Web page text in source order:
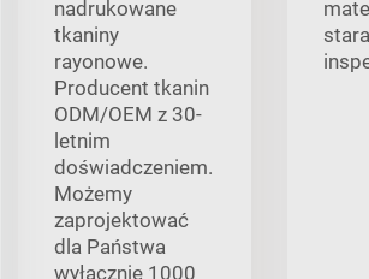
nadrukowane
tkaniny
rayonowe.
Producent tkanin
ODM/OEM z 30-
letnim
doświadczeniem.
Możemy
zaprojektować
dla Państwa
wyłącznie 1000